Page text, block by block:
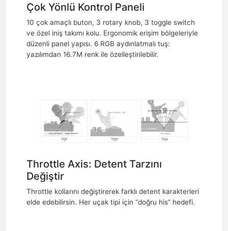
Çok Yönlü Kontrol Paneli
10 çok amaçlı buton, 3 rotary knob, 3 toggle switch
ve özel iniş takımı kolu. Ergonomik erişim bölgeleriyle
düzenli panel yapısı. 6 RGB aydınlatmalı tuş:
yazılımdan 16.7M renk ile özelleştirilebilir.
Throttle Axis: Detent Tarzını
Değiştir
Throttle kollarını değiştirerek farklı detent karakterleri
elde edebilirsin. Her uçak tipi için “doğru his” hedefi.